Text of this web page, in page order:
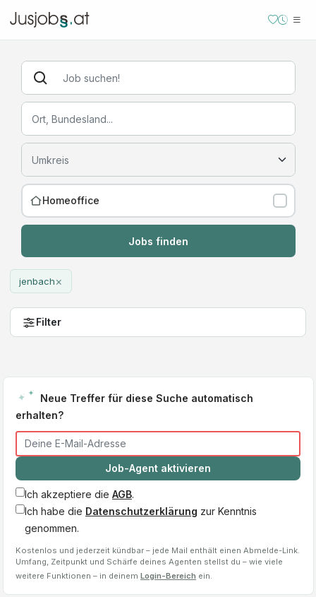
Homeoffice
Jobs finden
jenbach×
Filter
Neue Treffer für diese Suche automatisch
erhalten?
Job-Agent aktivieren
Ich akzeptiere die AGB.
Ich habe die Datenschutzerklärung zur Kenntnis
genommen.
Kostenlos und jederzeit kündbar – jede Mail enthält einen Abmelde-Link.
Umfang, Zeitpunkt und Schärfe deines Agenten stellst du – wie viele
weitere Funktionen – in deinem Login-Bereich ein.